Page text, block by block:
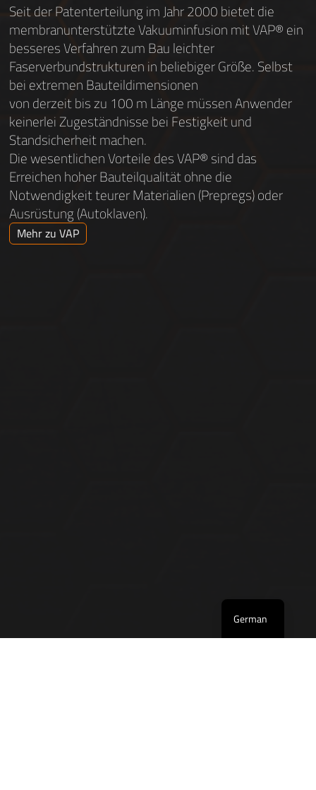
Seit der Patenterteilung im Jahr 2000 bietet die
membranunterstützte Vakuuminfusion mit VAP® ein
besseres Verfahren zum Bau leichter
Faserverbundstrukturen in beliebiger Größe. Selbst
bei extremen Bauteildimensionen
von derzeit bis zu 100 m Länge müssen Anwender
keinerlei Zugeständnisse bei Festigkeit und
Standsicherheit machen.
Die wesentlichen Vorteile des VAP® sind das
Erreichen hoher Bauteilqualität ohne die
Notwendigkeit teurer Materialien (Prepregs) oder
Ausrüstung (Autoklaven).
Mehr zu VAP
German